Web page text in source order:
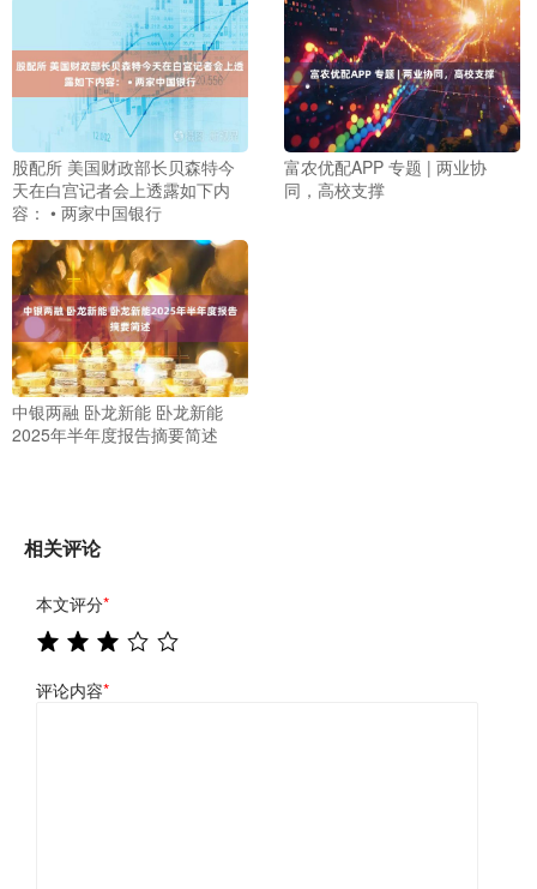
股配所 美国财政部长贝森特今
天在白宫记者会上透露如下内
容： • 两家中国银行
富农优配APP 专题 | 两业协
同，高校支撑
中银两融 卧龙新能 卧龙新能
2025年半年度报告摘要简述
相关评论
本文评分*
评论内容*